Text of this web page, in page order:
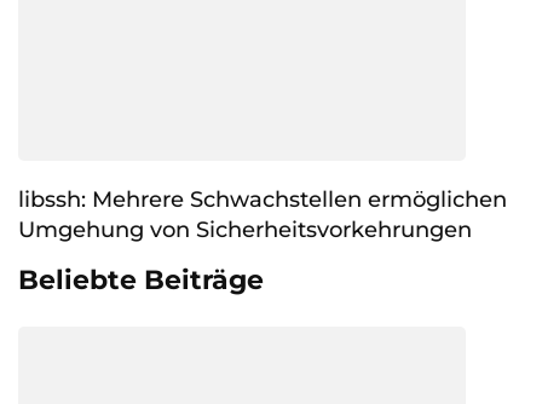
libssh: Mehrere Schwachstellen ermöglichen
Umgehung von Sicherheitsvorkehrungen
Beliebte Beiträge